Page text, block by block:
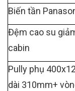
Biến tần
Đệm cao su
cabin
Pully phụ
dài 310mm+